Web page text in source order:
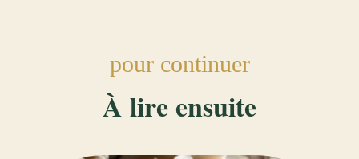
pour continuer
À lire ensuite